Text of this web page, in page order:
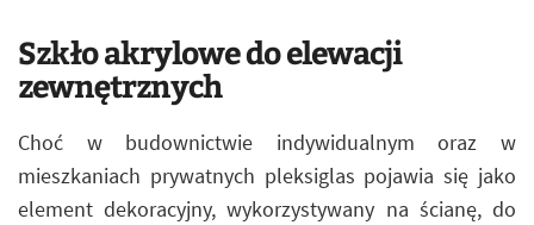
Szkło akrylowe do elewacji
zewnętrznych
Choć w budownictwie indywidualnym oraz w
mieszkaniach prywatnych pleksiglas pojawia się jako
element dekoracyjny, wykorzystywany na ścianę, do